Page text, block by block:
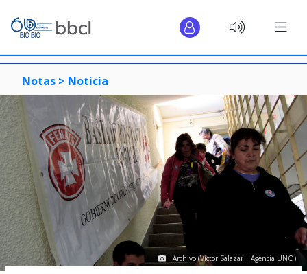
Notas > Noticia
Archivo (Víctor Salazar | Agencia UNO)